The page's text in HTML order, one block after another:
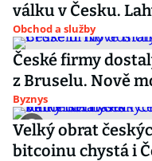
válku v Česku.
Obchod a služby
České firmy
z Bruselu. Nově
Byznys
Velký obrat
bitcoinu chystá i